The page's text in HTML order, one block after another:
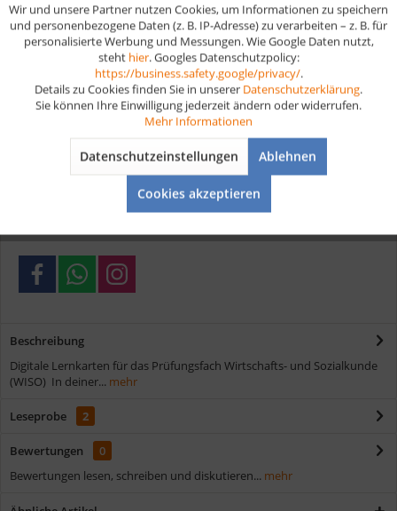
In denWarenkorb
Artikel-Nr.: DW204-1
Kostenloser Versand ab € 35,- Bestellwert
Beschreibung
Digitale Lernkarten für das Prüfungsfach Wirtschafts- und Sozialkunde
(WISO) In deiner... mehr
Leseprobe 2
Bewertungen
0
Bewertungen lesen, schreiben und diskutieren... mehr
Funktionale Aktiv
Aktiv
Wir und unsere Partner nutzen Cookies, um Informationen zu speichern
und personenbezogene Daten (z. B. IP-Adresse) zu verarbeiten – z. B. für
personalisierte Werbung und Messungen. Wie Google Daten nutzt,
steht hier. Googles Datenschutzpolicy:
https://business.safety.google/privacy/.
Details zu Cookies finden Sie in unserer Datenschutzerklärung.
Sie können Ihre Einwilligung jederzeit ändern oder widerrufen.
Mehr Informationen
Datenschutzeinstellungen Ablehnen
Cookies akzeptieren